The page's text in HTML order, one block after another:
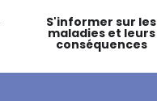
S'informer sur les
maladies et leurs
conséquences